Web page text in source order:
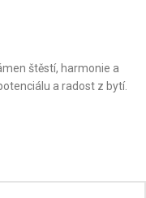
štěstí, harmonie a
a radost z bytí.